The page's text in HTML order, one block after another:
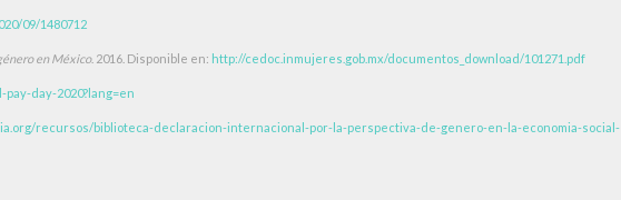
09/1480712
en México. 2016. Disponible en: http://cedoc.inmujeres.gob.mx/documentos_download/101271.pdf
day-2020?lang=en
recursos/biblioteca-declaracion-internacional-por-la-perspectiva-de-genero-en-la-economia-social-